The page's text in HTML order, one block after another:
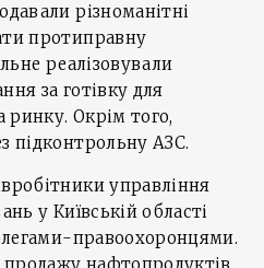
різноманітні
протиправну
реалізовували
за готівку для
ринку. Окрім того,
підконтрольну АЗС.
управління
у Київській області
правоохоронцями.